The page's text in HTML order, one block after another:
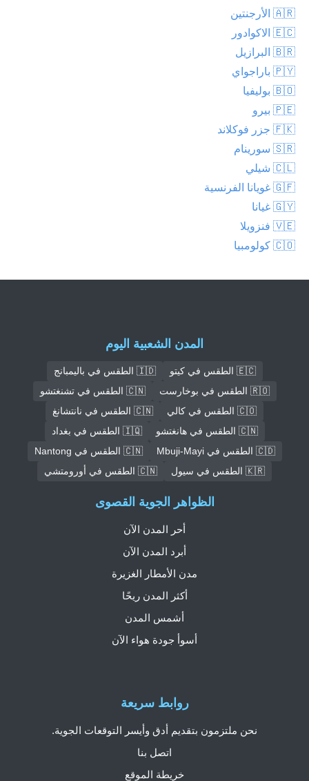
🇦🇷 الأرجنتين
🇪🇨 الاكوادور
🇧🇷 البرازيل
🇵🇾 باراجواي
🇧🇴 بوليفيا
🇵🇪 بيرو
🇫🇰 جزر فوكلاند
🇸🇷 سورينام
🇨🇱 شيلي
🇬🇫 غويانا الفرنسية
🇬🇾 غيانا
🇻🇪 فنزويلا
🇨🇴 كولومبيا
المدن الشعبية اليوم
🇪🇨 الطقس في كيتو
🇮🇩 الطقس في باليمبانج
🇷🇴 الطقس في بوخارست
🇨🇳 الطقس في تشنغتشو
🇨🇴 الطقس في كالي
🇨🇳 الطقس في نانتشانغ
🇨🇳 الطقس في هانغتشو
🇮🇶 الطقس في بغداد
🇨🇩 الطقس في Mbuji-Mayi
🇨🇳 الطقس في Nantong
🇰🇷 الطقس في سيول
🇨🇳 الطقس في أورومتشي
روابط سريعة
نحن ملتزمون بتقديم أدق وأيسر التوقعات الجوية.
اتصل بنا
خريطة الموقع
الظواهر الجوية القصوى
أحر المدن الآن
أبرد المدن الآن
مدن الأمطار الغزيرة
أكثر المدن ريحًا
أشمس المدن
أسوأ جودة هواء الآن